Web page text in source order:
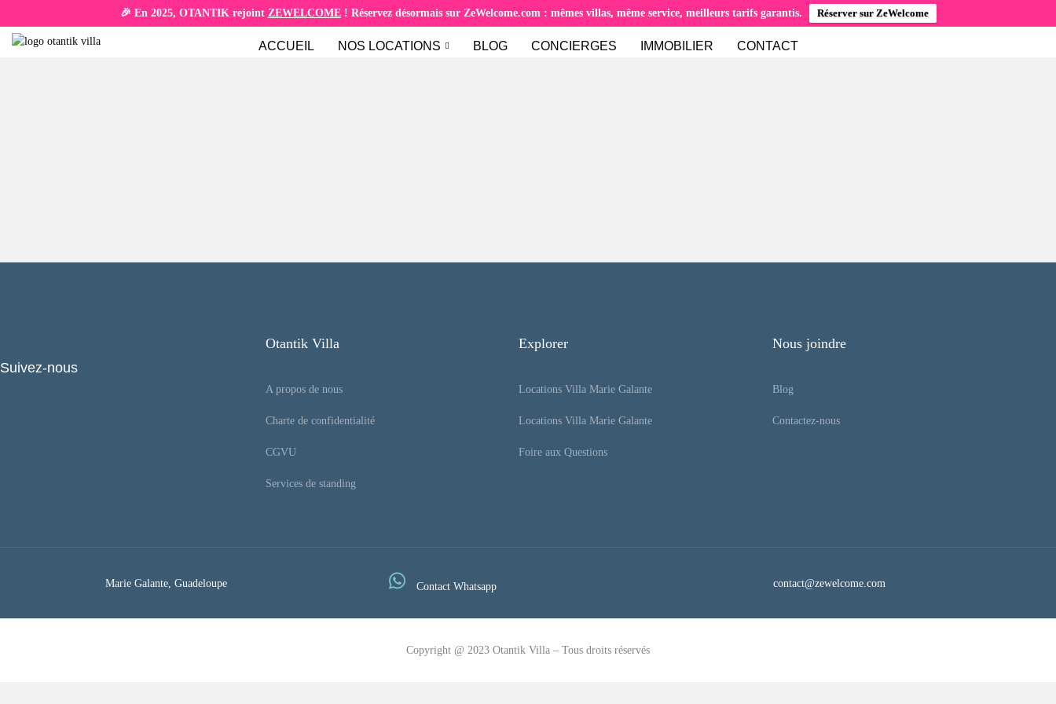
🎉 En 2025, OTANTIK rejoint ZEWELCOME! Réservez désormais sur ZeWelcome.com : mêmes villas, même service, meilleurs tarifs garantis. Réserver sur ZeWelcome
ACCUEIL NOS LOCATIONS BLOG CONCIERGES IMMOBILIER CONTACT
Suivez-nous
Otantik Villa
A propos de nous
Charte de confidentialité
CGVU
Services de standing
Explorer
Locations Villa Marie Galante
Locations Villa Marie Galante
Foire aux Questions
Nous joindre
Blog
Contactez-nous
Marie Galante, Guadeloupe Contact Whatsapp contact@zewelcome.com
Copyright @ 2023 Otantik Villa – Tous droits réservés